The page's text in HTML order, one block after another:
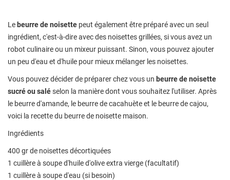
Le beurre de noisette peut également être préparé avec un seul
ingrédient, c'est-à-dire avec des noisettes grillées, si vous avez un
robot culinaire ou un mixeur puissant. Sinon, vous pouvez ajouter
un peu d'eau et d'huile pour mieux mélanger les noisettes.
Vous pouvez décider de préparer chez vous un beurre de noisette
sucré ou saléselon la manière dont vous souhaitez l'utiliser. Après
le beurre d'amande, le beurre de cacahuète et le beurre de cajou,
voici la recette du beurre de noisette maison.
Ingrédients
400 gr de noisettes décortiquées
1 cuillère à soupe d'huile d'olive extra vierge (facultatif)
1 cuillère à soupe d'eau (si besoin)